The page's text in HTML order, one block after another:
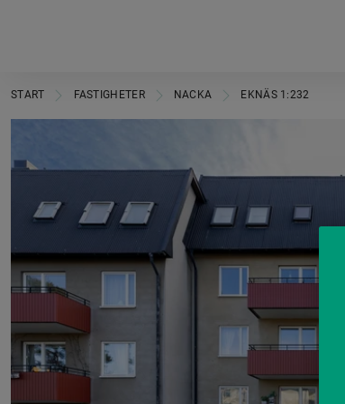
START FASTIGHETER NACKA EKNÄS 1:232